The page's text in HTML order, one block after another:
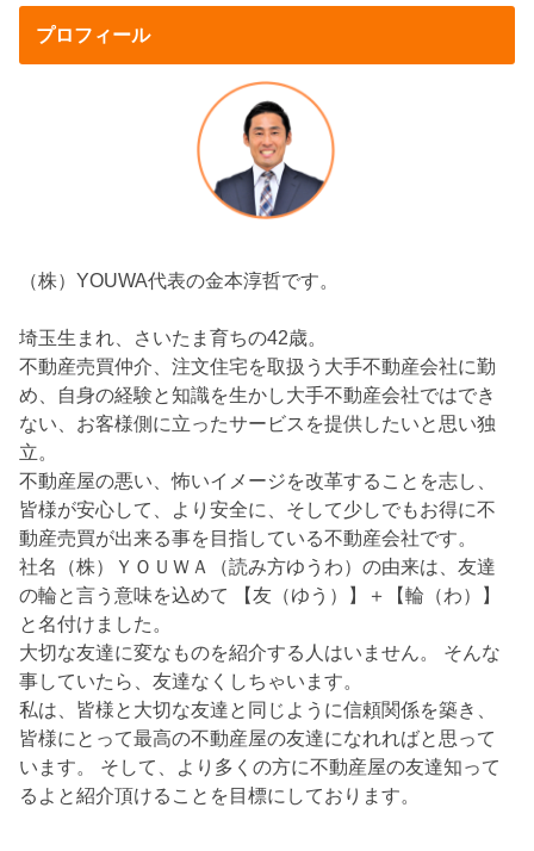
プロフィール
（株）YOUWA代表の金本淳哲です。
埼玉生まれ、さいたま育ちの42歳。
不動産売買仲介、注文住宅を取扱う大手不動産会社に勤
め、自身の経験と知識を生かし大手不動産会社ではでき
ない、お客様側に立ったサービスを提供したいと思い独
立。
不動産屋の悪い、怖いイメージを改革することを志し、
皆様が安心して、より安全に、そして少しでもお得に不
動産売買が出来る事を目指している不動産会社です。
社名（株）ＹＯＵＷＡ（読み方ゆうわ）の由来は、友達
の輪と言う意味を込めて 【友（ゆう）】＋【輪（わ）】
と名付けました。
大切な友達に変なものを紹介する人はいません。 そんな
事していたら、友達なくしちゃいます。
私は、皆様と大切な友達と同じように信頼関係を築き、
皆様にとって最高の不動産屋の友達になれればと思って
います。 そして、より多くの方に不動産屋の友達知って
るよと紹介頂けることを目標にしております。